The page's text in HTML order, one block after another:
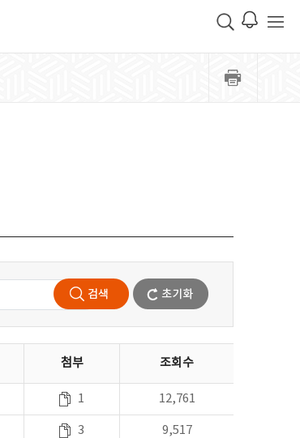
첨부 조회수
1 12,761
3 9,517